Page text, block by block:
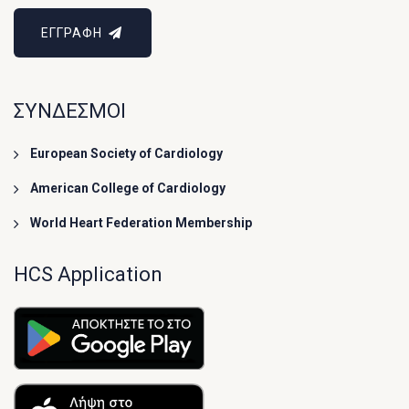
ΕΓΓΡΑΦΗ
ΣΥΝΔΕΣΜΟΙ
European Society of Cardiology
American College of Cardiology
World Heart Federation Membership
HCS Application